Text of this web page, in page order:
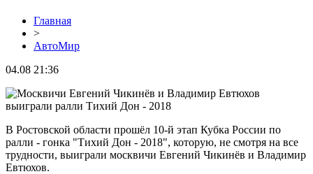
Главная
>
АвтоМир
04.08 21:36
В Ростовской области прошёл 10-й этап Кубка России по
ралли - гонка "Тихий Дон - 2018", которую, не смотря на все
трудности, выиграли москвичи Евгений Чикинёв и Владимир
Евтюхов.